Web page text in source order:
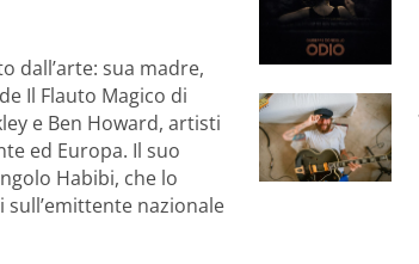
dall’arte: sua madre,
Il Flauto Magico di
e Ben Howard, artisti
ed Europa. Il suo
Habibi, che lo
nazionale